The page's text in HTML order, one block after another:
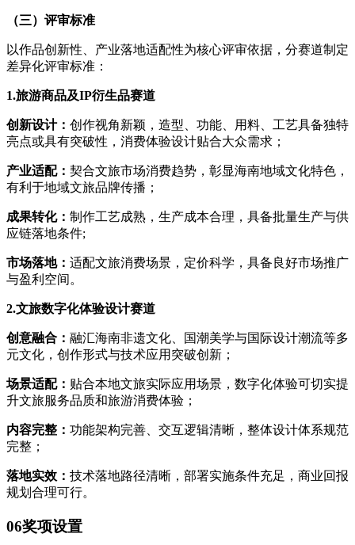
（三）评审标准
以作品创新性、产业落地适配性为核心评审依据，分赛道制定
差异化评审标准：
1.旅游商品及IP衍生品赛道
创新设计： 创作视角新颖，造型、功能、用料、工艺具备独特
亮点或具有突破性，消费体验设计贴合大众需求；
产业适配： 契合文旅市场消费趋势，彰显海南地域文化特色，
有利于地域文旅品牌传播；
成果转化： 制作工艺成熟，生产成本合理，具备批量生产与供
应链落地条件;
市场落地： 适配文旅消费场景，定价科学，具备良好市场推广
与盈利空间。
2.文旅数字化体验设计赛道
创意融合： 融汇海南非遗文化、国潮美学与国际设计潮流等多
元文化，创作形式与技术应用突破创新；
场景适配： 贴合本地文旅实际应用场景，数字化体验可切实提
升文旅服务品质和旅游消费体验；
内容完整： 功能架构完善、交互逻辑清晰，整体设计体系规范
完整；
落地实效： 技术落地路径清晰，部署实施条件充足，商业回报
规划合理可行。
06奖项设置